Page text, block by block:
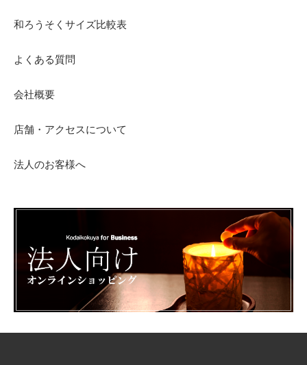
和ろうそくサイズ比較表
よくある質問
会社概要
店舗・アクセスについて
法人のお客様へ